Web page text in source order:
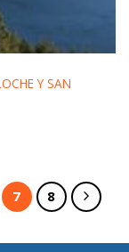
Y SAN
7 8